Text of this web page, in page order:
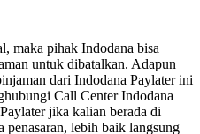
maka pihak Indodana bisa
untuk dibatalkan. Adapun
dari Indodana Paylater ini
Call Center Indodana
jika kalian berada di
lebih baik langsung